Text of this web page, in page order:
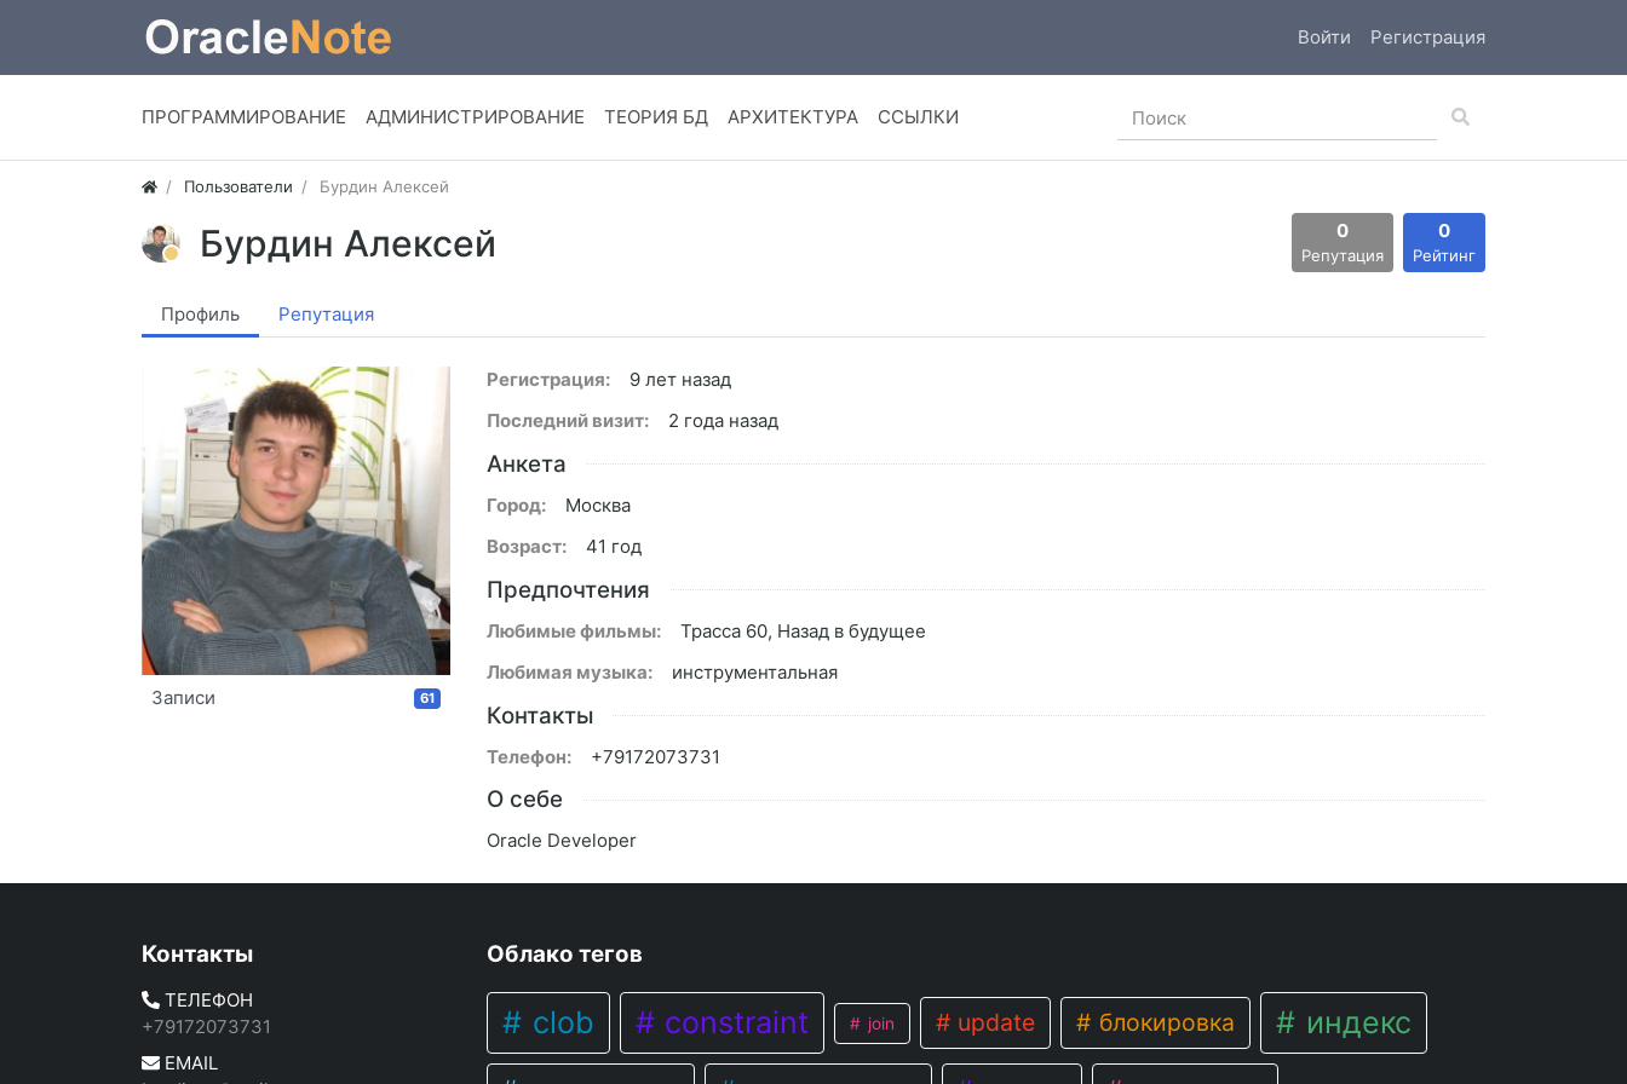
Войти Регистрация
ПРОГРАММИРОВАНИЕ АДМИНИСТРИРОВАНИЕ ТЕОРИЯ БД АРХИТЕКТУРА ССЫЛКИ
Пользователи Бурдин Алексей
Бурдин Алексей 0
Репутация
0
Рейтинг
Профиль Репутация
Записи 61
Регистрация:
9 лет назад
Последний визит:
2 года назад
Анкета
Город:
Москва
Возраст:
41 год
Предпочтения
Любимые фильмы:
Трасса 60, Назад в будущее
Любимая музыка:
инструментальная
Контакты
Телефон: +79172073731
О себе
Oracle Developer
Контакты
ТЕЛЕФОН
+79172073731
EMAIL
Облако тегов
clob constraint join update блокировка индекс